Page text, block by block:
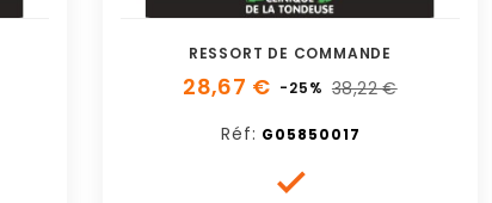
RESSORT DE COMMANDE
28,67 € -25% 38,22 €
Réf: G05850017
